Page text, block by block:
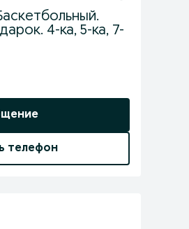
4-ка, 5-ка, 7-
телефон